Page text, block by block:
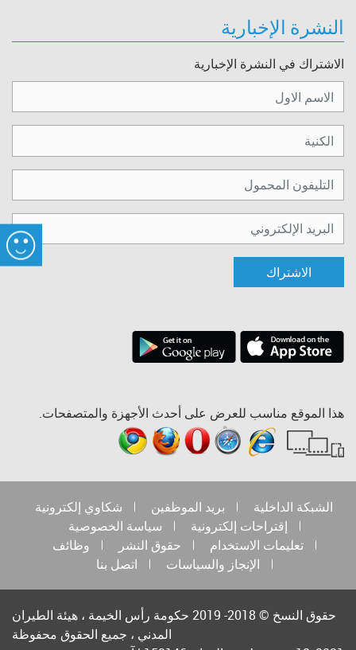
النشرة الإخبارية
الاشتراك في النشرة الإخبارية
الاشتراك
هذا الموقع مناسب للعرض على أحدث الأجهزة والمتصفحات.
الشبكة الداخلية بريد الموظفين
شكاوي إلكترونية
إقتراحات إلكترونية
سياسة الخصوصية
تعليمات الاستخدام
حقوق النشر
وظائف
الإنجاز والسياسات
اتصل بنا
حقوق النسخ © 2018- 2019 حكومة رأس الخيمة ، هيئة الطيران
المدني ، جميع الحقوق محفوظة